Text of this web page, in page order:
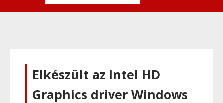
Elkészült az Intel HD
Graphics driver Windows